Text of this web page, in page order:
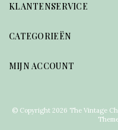
KLANTENSERVICE
CATEGORIEËN
MIJN ACCOUNT
© Copyright 2026 The Vintage